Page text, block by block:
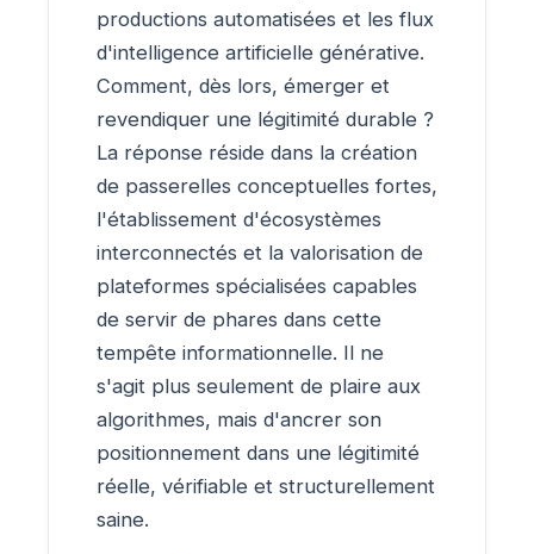
productions automatisées et les flux
d'intelligence artificielle générative.
Comment, dès lors, émerger et
revendiquer une légitimité durable ?
La réponse réside dans la création
de passerelles conceptuelles fortes,
l'établissement d'écosystèmes
interconnectés et la valorisation de
plateformes spécialisées capables
de servir de phares dans cette
tempête informationnelle. Il ne
s'agit plus seulement de plaire aux
algorithmes, mais d'ancrer son
positionnement dans une légitimité
réelle, vérifiable et structurellement
saine.